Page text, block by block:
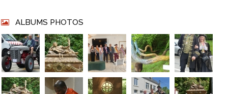
ALBUMS PHOTOS